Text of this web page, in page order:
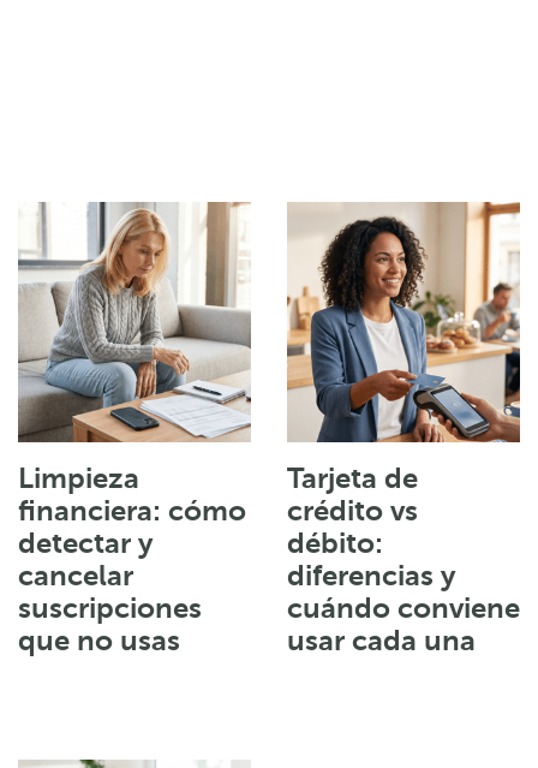
Limpieza
financiera: cómo
detectar y
cancelar
suscripciones
que no usas
Tarjeta de
crédito vs
débito:
diferencias y
cuándo conviene
usar cada una